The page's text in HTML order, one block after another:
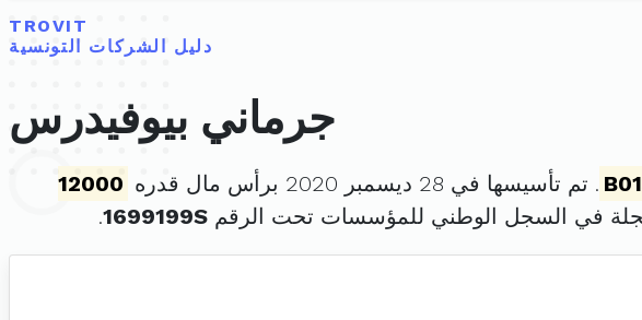
TROVIT
دليل الشركات التونسية
جرماني بيوفيدرس
. تم تأسيسها في 28 ديسمبر 2020 برأس مال قدره
12000
في السجل الوطني للمؤسسات تحت الرقم 1699199S
.